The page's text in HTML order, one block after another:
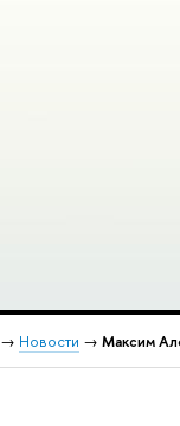
→ Новости → Максим